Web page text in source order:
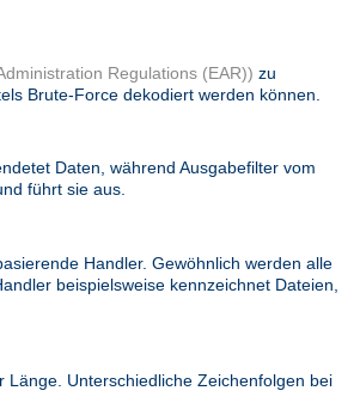
Regulations (EAR)) zu
Brute-Force dekodiert werden können.
Daten, während Ausgabefilter vom
führt sie aus.
Handler. Gewöhnlich werden alle
beispielsweise kennzeichnet Dateien,
Unterschiedliche Zeichenfolgen bei